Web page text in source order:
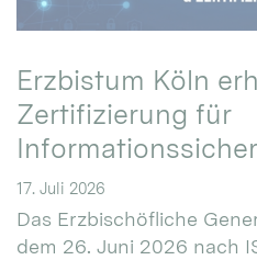
Erzbistum Köln
Zertifizierung für
17. Juli 2026
Das Erzbischöfliche
dem 26. Juni 2026 nach